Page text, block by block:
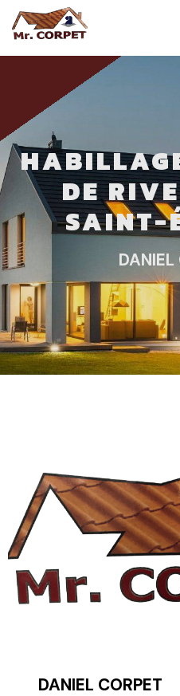
HABILLAGE PLANCHE
DE
SAINT-
DANIEL CORPET
Panneau de gestion des